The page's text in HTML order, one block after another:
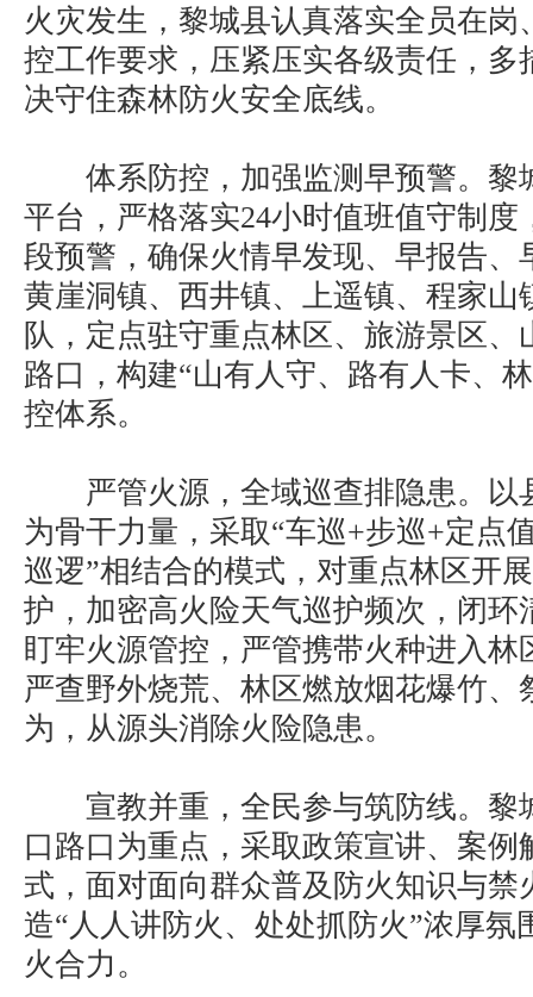
火灾发生，黎城县认真落实全员在岗
控工作要求，压紧压实各级责任，多
决守住森林防火安全底线。
体系防控，加强监测早预警。黎
平台，严格落实24小时值班值守制度
段预警，确保火情早发现、早报告、
黄崖洞镇、西井镇、上遥镇、程家山
队，定点驻守重点林区、旅游景区
路口，构建“山有人守、路有人卡、
控体系。
严管火源，全域巡查排隐患。以
为骨干力量，采取“车巡+步巡+定点
巡逻”相结合的模式，对重点林区开
护，加密高火险天气巡护频次，闭环
盯牢火源管控，严管携带火种进入林
严查野外烧荒、林区燃放烟花爆竹、
为，从源头消除火险隐患。
宣教并重，全民参与筑防线。黎
口路口为重点，采取政策宣讲、案例
式，面对面向群众普及防火知识与禁
造“人人讲防火、处处抓防火”浓厚氛
火合力。